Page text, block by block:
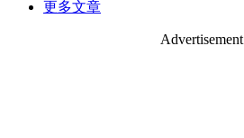
更多文章
Advertisement